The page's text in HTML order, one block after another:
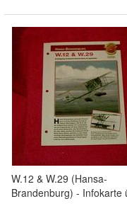
W.12 & W.29 (Hansa-
Brandenburg) - Infokarte